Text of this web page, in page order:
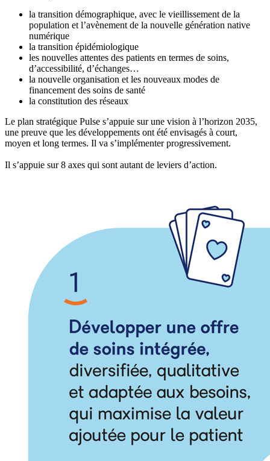
la transition démographique, avec le vieillissement de la
population et l’avènement de la nouvelle génération native
numérique
la transition épidémiologique
les nouvelles attentes des patients en termes de soins,
d’accessibilité, d’échanges…
la nouvelle organisation et les nouveaux modes de
financement des soins de santé
la constitution des réseaux
Le plan stratégique Pulse s’appuie sur une vision à l’horizon 2035,
une preuve que les développements ont été envisagés à court,
moyen et long termes. Il va s’implémenter progressivement.
Il s’appuie sur 8 axes qui sont autant de leviers d’action.